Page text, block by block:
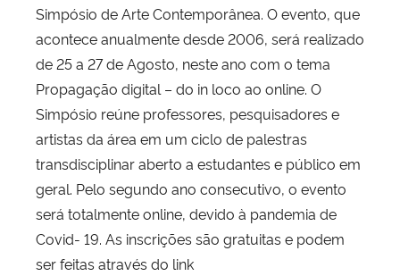
Simpósio de Arte Contemporânea. O evento, que
acontece anualmente desde 2006, será realizado
de 25 a 27 de Agosto, neste ano com o tema
Propagação digital – do in loco ao online. O
Simpósio reúne professores, pesquisadores e
artistas da área em um ciclo de palestras
transdisciplinar aberto a estudantes e público em
geral. Pelo segundo ano consecutivo, o evento
será totalmente online, devido à pandemia de
Covid- 19. As inscrições são gratuitas e podem
ser feitas através do link